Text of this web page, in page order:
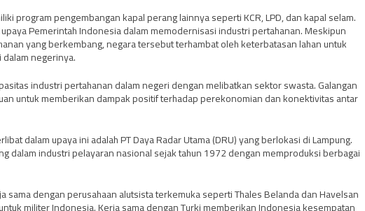
program pengembangan kapal perang lainnya seperti KCR, LPD, dan kapal selam.
Pemerintah Indonesia dalam memodernisasi industri pertahanan. Meskipun
yang berkembang, negara tersebut terhambat oleh keterbatasan lahan untuk
negerinya.
industri pertahanan dalam negeri dengan melibatkan sektor swasta. Galangan
untuk memberikan dampak positif terhadap perekonomian dan konektivitas antar
dalam upaya ini adalah PT Daya Radar Utama (DRU) yang berlokasi di Lampung.
dalam industri pelayaran nasional sejak tahun 1972 dengan memproduksi berbagai
sama dengan perusahaan alutsista terkemuka seperti Thales Belanda dan Havelsan